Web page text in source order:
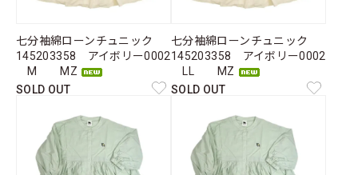
七分袖綿ローンチュニック
145203358 アイボリー0002
M MZ
SOLD OUT
七分袖綿ローンチュニック
145203358 アイボリー0002
LL MZ
SOLD OUT